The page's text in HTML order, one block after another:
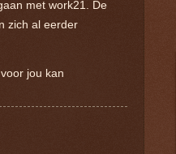
met work21. De
zich al eerder
jou kan